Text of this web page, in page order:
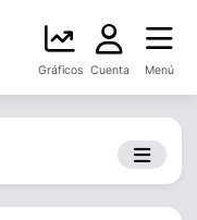
Gráficos Cuenta Menú